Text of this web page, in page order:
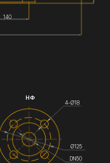
140
НФ
DN50
4-Ø18
Ø125